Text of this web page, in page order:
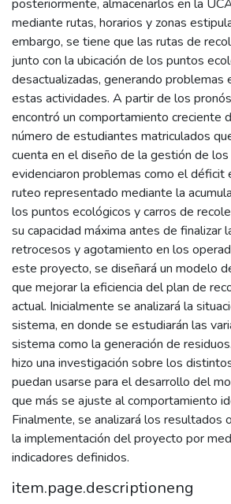
posteriormente, almacenarlos en la
mediante rutas, horarios y zonas
embargo, se tiene que las rutas de
junto con la ubicación de los puntos
desactualizadas, generando problemas
estas actividades. A partir de los
encontró un comportamiento creciente
número de estudiantes matriculados
cuenta en el diseño de la gestión de
evidenciaron problemas como el déficit
ruteo representado mediante la
los puntos ecológicos y carros de
su capacidad máxima antes de finalizar
retrocesos y agotamiento en los
este proyecto, se diseñará un modelo
que mejorar la eficiencia del plan de
actual. Inicialmente se analizará la
sistema, en donde se estudiarán las
sistema como la generación de
hizo una investigación sobre los
puedan usarse para el desarrollo del
que más se ajuste al comportamiento
Finalmente, se analizará los resultados
la implementación del proyecto por
indicadores definidos.
item.page.descriptioneng